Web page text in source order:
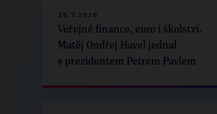
28.7.2026
Veřejné finance, euro i školství.
Matěj Ondřej Havel jednal
s prezidentem Petrem Pavlem